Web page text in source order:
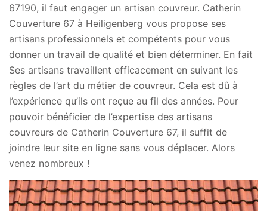
67190, il faut engager un artisan couvreur. Catherin
Couverture 67 à Heiligenberg vous propose ses
artisans professionnels et compétents pour vous
donner un travail de qualité et bien déterminer. En fait
Ses artisans travaillent efficacement en suivant les
règles de l’art du métier de couvreur. Cela est dû à
l’expérience qu’ils ont reçue au fil des années. Pour
pouvoir bénéficier de l’expertise des artisans
couvreurs de Catherin Couverture 67, il suffit de
joindre leur site en ligne sans vous déplacer. Alors
venez nombreux !